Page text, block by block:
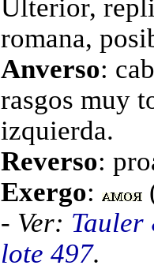
Ulterior,
romana,
Anverso:
rasgos muy
izquierda.
Reverso:
Exergo:
- Ver: Tauler
lote 497.